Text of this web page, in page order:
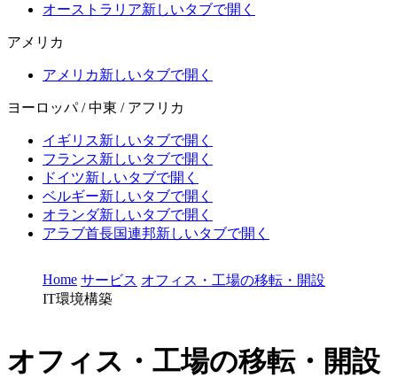
オーストラリア新しいタブで開く
アメリカ
アメリカ新しいタブで開く
ヨーロッパ / 中東 / アフリカ
イギリス新しいタブで開く
フランス新しいタブで開く
ドイツ新しいタブで開く
ベルギー新しいタブで開く
オランダ新しいタブで開く
アラブ首長国連邦新しいタブで開く
Home サービス オフィス・工場の移転・開設
IT環境構築
オフィス・工場の移転・開設